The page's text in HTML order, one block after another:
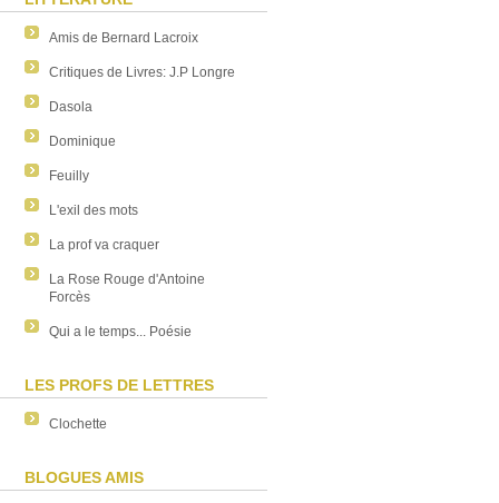
Amis de Bernard Lacroix
Critiques de Livres: J.P Longre
Dasola
Dominique
Feuilly
L'exil des mots
La prof va craquer
La Rose Rouge d'Antoine
Forcès
Qui a le temps... Poésie
LES PROFS DE LETTRES
Clochette
BLOGUES AMIS